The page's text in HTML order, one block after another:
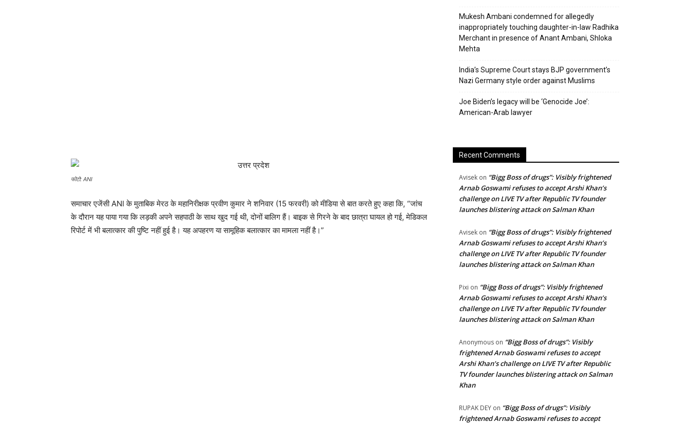
फोटो: ANI
समाचार एजेंसी ANI के मुताबिक मेरठ के महानिरीक्षक प्रवीण कुमार ने शनिवार (15 फरवरी) को मीडिया से बात करते हुए कहा कि, “जांच
के दौरान यह पाया गया कि लड़की अपने सहपाठी के साथ खुद गई थी, दोनों बालिग हैं। बाइक से गिरने के बाद छात्रा घायल हो गई, मेडिकल
रिपोर्ट में भी बलात्कार की पुष्टि नहीं हुई है। यह अपहरण या सामूहिक बलात्कार का मामला नहीं है।”
Mukesh Ambani condemned for allegedly
inappropriately touching daughter-in-law Radhika
Merchant in presence of Anant Ambani, Shloka
Mehta
India’s Supreme Court stays BJP government’s
Nazi Germany style order against Muslims
Joe Biden’s legacy will be ‘Genocide Joe’:
American-Arab lawyer
Recent Comments
Avisek on “Bigg Boss of drugs”: Visibly frightened
Arnab Goswami refuses to accept Arshi Khan’s
challenge on LIVE TV after Republic TV founder
launches blistering attack on Salman Khan
Avisek on “Bigg Boss of drugs”: Visibly frightened
Arnab Goswami refuses to accept Arshi Khan’s
challenge on LIVE TV after Republic TV founder
launches blistering attack on Salman Khan
Pixi on “Bigg Boss of drugs”: Visibly frightened
Arnab Goswami refuses to accept Arshi Khan’s
challenge on LIVE TV after Republic TV founder
launches blistering attack on Salman Khan
Anonymous on “Bigg Boss of drugs”: Visibly
frightened Arnab Goswami refuses to accept
Arshi Khan’s challenge on LIVE TV after Republic
TV founder launches blistering attack on Salman
Khan
RUPAK DEY on “Bigg Boss of drugs”: Visibly
frightened Arnab Goswami refuses to accept